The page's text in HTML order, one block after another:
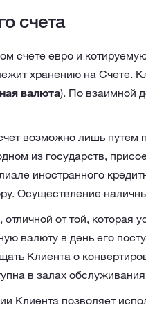
счета
счете евро и
хранению на Счете.
валюта). По взаимной
возможно лишь путем
из государств,
иностранного
Осуществление
от той, которая
валюту в день его
Клиента о
в залах
Клиента позволяет